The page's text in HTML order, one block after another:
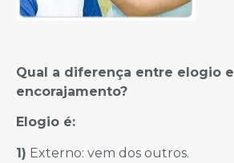
Qual a diferença entre elogio e
encorajamento?
Elogio é:
1) Externo: vem dos outros.